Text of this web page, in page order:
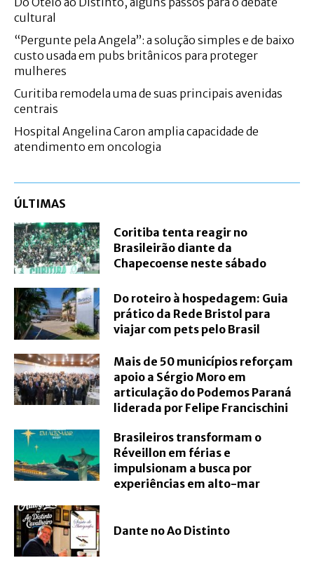
cultural
“Pergunte pela Angela”: a solução simples e de baixo
custo usada em pubs britânicos para proteger
mulheres
Curitiba remodela uma de suas principais avenidas
centrais
Hospital Angelina Caron amplia capacidade de
atendimento em oncologia
ÚLTIMAS
Coritiba tenta reagir no
Brasileirão diante da
Chapecoense neste sábado
Do roteiro à hospedagem: Guia
prático da Rede Bristol para
viajar com pets pelo Brasil
Mais de 50 municípios reforçam
apoio a Sérgio Moro em
articulação do Podemos Paraná
liderada por Felipe Francischini
Brasileiros transformam o
Réveillon em férias e
impulsionam a busca por
experiências em alto-mar
Dante no Ao Distinto